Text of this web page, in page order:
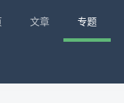
文章 专题